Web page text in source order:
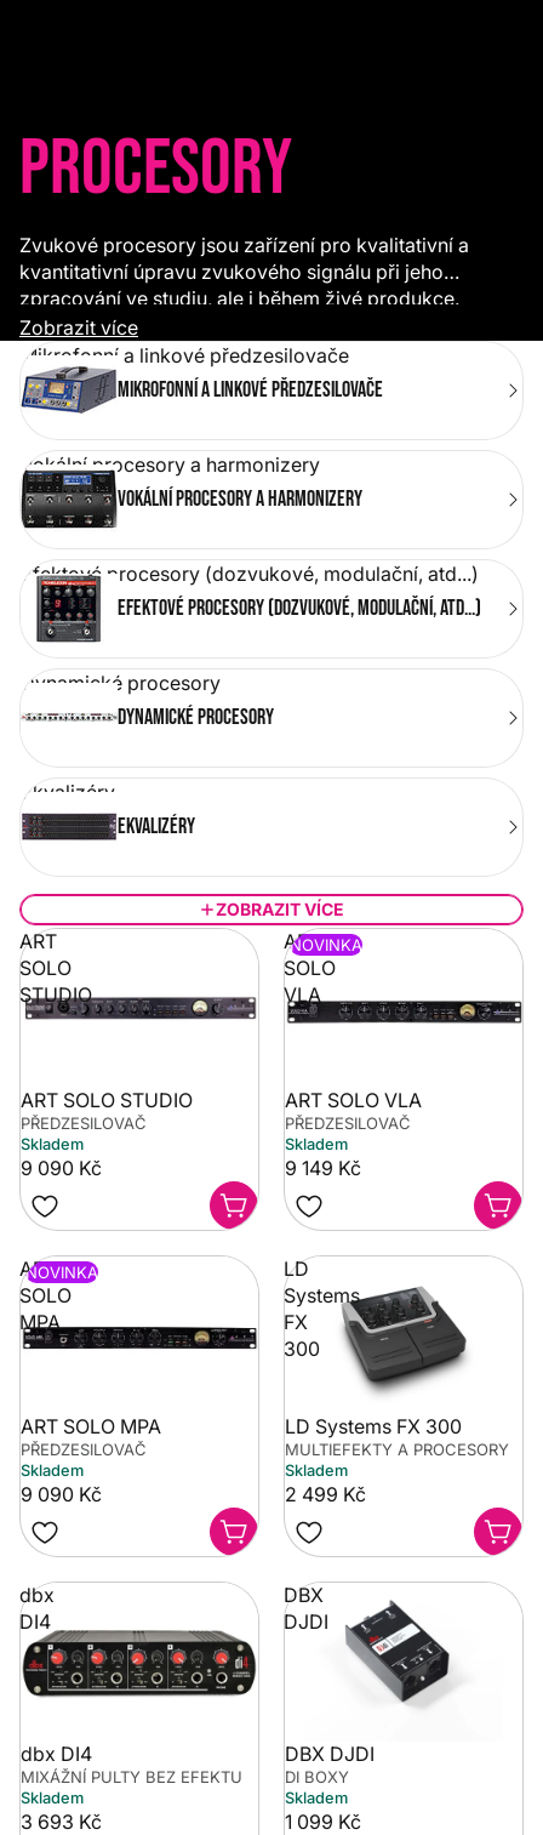
Procesory
Zvukové procesory jsou zařízení pro kvalitativní a
kvantitativní úpravu zvukového signálu při jeho
zpracování ve studiu, ale i během živé produkce.
Mohou pracovat samostatně nebo jako funkce v rámci
komplexnějšího zařízení a používají je zvukaři i samotní
muzikanti. V této sekci najdetemikrofonní a linkové
preampy,ekvalizéry,loopery a efektory
efektové procesory
instalaci do racku nebo v podobě podlahových efektů.
Zobrazit více
Mikrofonní a linkové předzesilovače
Mikrofonní a linkové předzesilovače
Vokální procesory a harmonizery
Vokální procesory a harmonizery
Efektové procesory (dozvukové, modulační, atd...)
Efektové procesory (dozvukové, modulační, atd...)
Dynamické procesory
Dynamické procesory
Ekvalizéry
Ekvalizéry
ZOBRAZIT VÍCE
ART
SOLO
STUDIO
ART SOLO STUDIO
PŘEDZESILOVAČ
Skladem
9 090 Kč
ART
SOLO
VLA
NOVINKA
ART SOLO VLA
PŘEDZESILOVAČ
Skladem
9 149 Kč
ART
SOLO
MPA
NOVINKA
ART SOLO MPA
PŘEDZESILOVAČ
Skladem
9 090 Kč
LD
Systems
FX
300
LD Systems FX 300
MULTIEFEKTY A PROCESORY
Skladem
2 499 Kč
dbx
DI4
dbx DI4
MIXÁŽNÍ PULTY BEZ EFEKTU
Skladem
3 693 Kč
DBX
DJDI
DBX DJDI
DI BOXY
Skladem
1 099 Kč